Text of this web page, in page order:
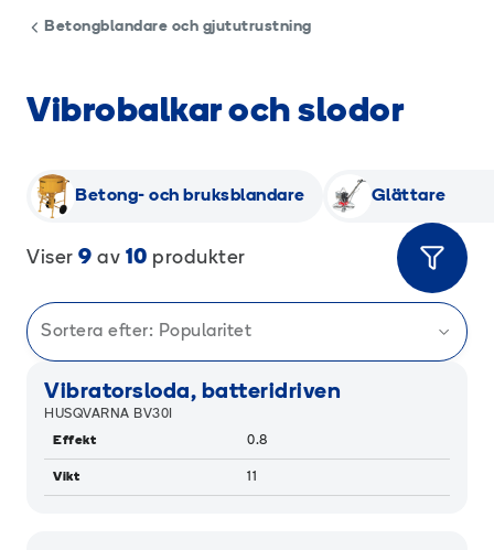
Betongblandare och gjututrustning
Vibrobalkar och slodor
Betong- och bruksblandare Glättare
Viser 9 av 10 produkter
Sortera efter: Popularitet
RAMIGREEN
Vibratorsloda, batteridriven
HUSQVARNA BV30I
Effekt
0.8
Vikt 11